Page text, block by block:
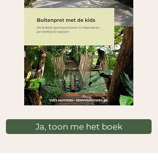
Ja, toon me het boek